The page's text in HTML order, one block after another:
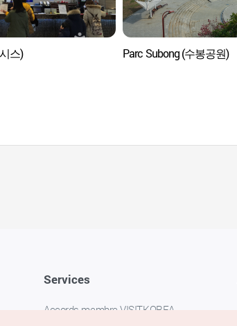
스) Parc Subong (수봉공원)
Services
Accords membre VISITKOREA